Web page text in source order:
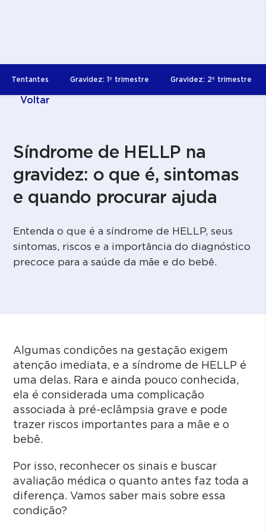
Tentantes Gravidez: 1º trimestre Gravidez: 2º trimestre
Voltar
Síndrome de HELLP na
gravidez: o que é, sintomas
e quando procurar ajuda
Entenda o que é a síndrome de HELLP, seus
sintomas, riscos e a importância do diagnóstico
precoce para a saúde da mãe e do bebê.
Algumas condições na gestação exigem
atenção imediata, e a síndrome de HELLP é
uma delas. Rara e ainda pouco conhecida,
ela é considerada uma complicação
associada à pré-eclâmpsia grave e pode
trazer riscos importantes para a mãe e o
bebê.
Por isso, reconhecer os sinais e buscar
avaliação médica o quanto antes faz toda a
diferença. Vamos saber mais sobre essa
condição?